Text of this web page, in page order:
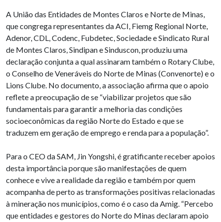
A União das Entidades de Montes Claros e Norte de Minas,
que congrega representantes da ACI, Fiemg Regional Norte,
Adenor, CDL, Codenc, Fubdetec, Sociedade e Sindicato Rural
de Montes Claros, Sindipan e Sinduscon, produziu uma
declaração conjunta a qual assinaram também o Rotary Clube,
o Conselho de Veneráveis do Norte de Minas (Convenorte) e o
Lions Clube. No documento, a associação afirma que o apoio
reflete a preocupação de se “viabilizar projetos que são
fundamentais para garantir a melhoria das condições
socioeconômicas da região Norte do Estado e que se
traduzem em geração de emprego e renda para a população”.
Para o CEO da SAM, Jin Yongshi, é gratificante receber apoios
desta importância porque são manifestações de quem
conhece e vive a realidade da região e também por quem
acompanha de perto as transformações positivas relacionadas
à mineração nos municípios, como é o caso da Amig. “Percebo
que entidades e gestores do Norte do Minas declaram apoio